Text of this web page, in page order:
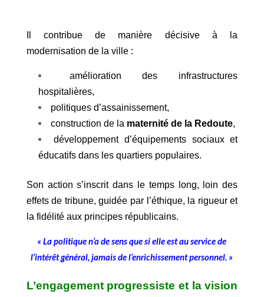
Il contribue de manière décisive à la
modernisation de la ville :
amélioration des infrastructures
hospitalières,
politiques d’assainissement,
construction de la maternité de la Redoute,
développement d’équipements sociaux et
éducatifs dans les quartiers populaires.
Son action s’inscrit dans le temps long, loin des
effets de tribune, guidée par l’éthique, la rigueur et
la fidélité aux principes républicains.
« La politique n’a de sens que si elle est au service de
l’intérêt général, jamais de l’enrichissement personnel. »
L’engagement progressiste et la vision